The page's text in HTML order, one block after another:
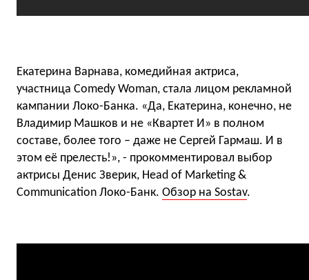
Екатерина Варнава, комедийная актриса,
участница Comedy Woman, стала лицом рекламной
кампании Локо-Банка. «Да, Екатерина, конечно, не
Владимир Машков и не «Квартет И» в полном
составе, более того – даже не Сергей Гармаш. И в
этом её прелесть!», - прокомментировал выбор
актрисы Денис Зверик, Head of Marketing &
Communication Локо-Банк. Обзор на Sostav.